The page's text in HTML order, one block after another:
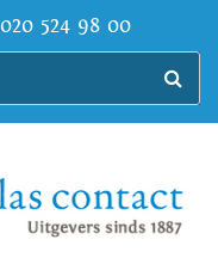
020 524 98 00